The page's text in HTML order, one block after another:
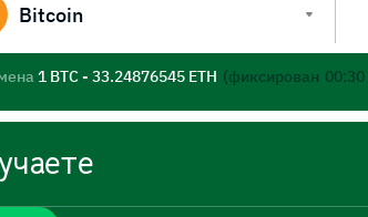
Bitcoin
1 BTC - 33.24876545 ETH (фиксирован 00:30